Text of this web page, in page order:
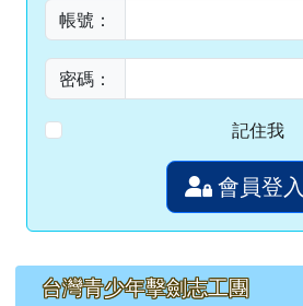
帳號：
密碼：
記住我
會員登入
左邊區域內容
台灣青少年擊劍志工團